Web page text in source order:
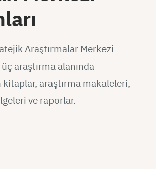
Araştırmalar Merkezi
araştırma alanında
kitaplar, araştırma makaleleri,
ve raporlar.